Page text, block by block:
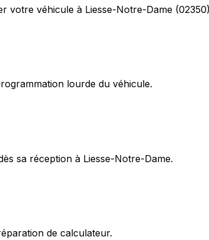
votre véhicule à Liesse-Notre-Dame
lourde du véhicule.
sa réception à Liesse-Notre-Dame.
de calculateur.